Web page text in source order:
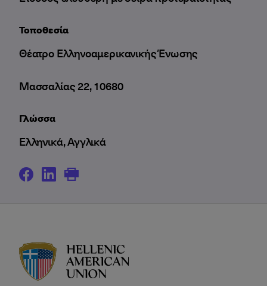
Τοποθεσία
Θέατρο Ελληνοαμερικανικής Ένωσης
Μασσαλίας 22, 10680
Γλώσσα
Ελληνικά, Αγγλικά